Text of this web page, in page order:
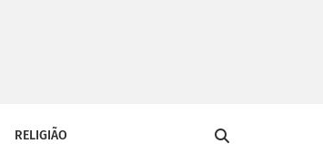
RELIGIÃO